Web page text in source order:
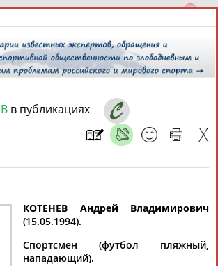
7 августа 2026 года,
И СПЕЦИАЛИСТЫ
персон Расширенный поиск
в публикациях
КОТЕНЕВ Андрей Владимирович
(15.05.1994).
Спортсмен (футбол пляжный,
нападающий).